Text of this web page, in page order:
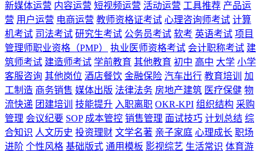
新媒体运营 内容运营 短视频运营 活动运营 工具推荐 产品运
营 用户运营 电商运营 教师资格证考试 心理咨询师考试 计算
机考试 司法考试 研究生考试 公务员考试 软考 英语考试 项目
管理师职业资格（PMP）
执业医师资格考试 会计职称考试 建
筑师考试 建造师考试 学前教育 其他教育 初中 高中 大学 小学
客服咨询 其他岗位 酒店餐饮 金融保险 汽车出行 教育培训
加
工制造 商务销售 媒体出版 法律法务 房地产建筑 医疗保健 物
流快递 团建培训 技能提升 入职离职 OKR-KPI 组织结构 采购
管理 会议纪要 SOP 成本管控 销售管理 面试技巧 计划总结 综
合知识 人文历史 投资理财 文学名著 亲子家庭 心理成长 职场
进阶 个性风格 基础版式 通用模板 影视综艺 生活常识 体育游